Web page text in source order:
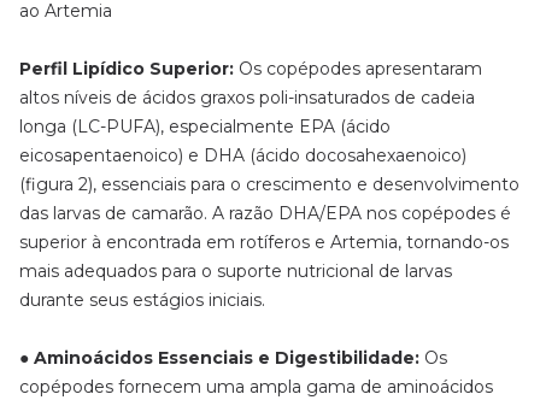
ao Artemia
Perfil Lipídico Superior: Os copépodes apresentaram
altos níveis de ácidos graxos poli-insaturados de cadeia
longa (LC-PUFA), especialmente EPA (ácido
eicosapentaenoico) e DHA (ácido docosahexaenoico)
(figura 2), essenciais para o crescimento e desenvolvimento
das larvas de camarão. A razão DHA/EPA nos copépodes é
superior à encontrada em rotíferos e Artemia, tornando-os
mais adequados para o suporte nutricional de larvas
durante seus estágios iniciais.
● Aminoácidos Essenciais e Digestibilidade: Os
copépodes fornecem uma ampla gama de aminoácidos